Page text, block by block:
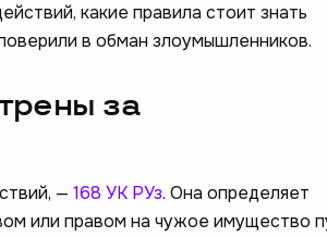
какие правила стоит знать
в обман злоумышленников.
за
— 168 УК РУз. Она определяет
или правом на чужое имущество